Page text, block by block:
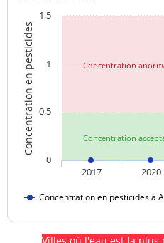
Concentration
Concentration
Concentration en pesticides
Concentration en pesticides à
2017 2020
0
0,5
1
1,5